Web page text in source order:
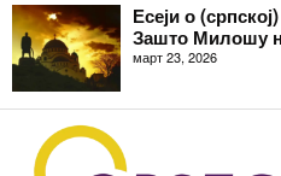
Есеји о
Зашто Милошу
март 23, 2026